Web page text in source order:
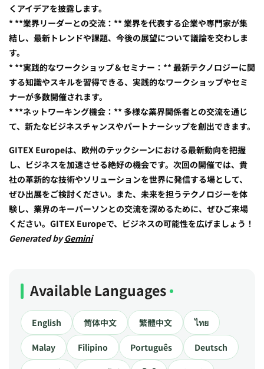
くアイデアを披露します。
* **業界リーダーとの交流：** 業界を代表する企業や専門家が集
結し、最新トレンドや課題、今後の展望について議論を交わしま
す。
* **実践的なワークショップ＆セミナー：** 最新テクノロジーに関
する知識やスキルを習得できる、実践的なワークショップやセミ
ナーが多数開催されます。
* **ネットワーキング機会：** 多様な業界関係者との交流を通じ
て、新たなビジネスチャンスやパートナーシップを創出できます。
GITEX Europeは、欧州のテックシーンにおける最新動向を把握
し、ビジネスを加速させる絶好の機会です。次回の開催では、貴
社の革新的な技術やソリューションを世界に発信する場として、
ぜひ出展をご検討ください。また、未来を担うテクノロジーを体
験し、業界のキーパーソンとの交流を深めるために、ぜひご来場
ください。GITEX Europeで、ビジネスの可能性を広げましょう！
Generated byGemini
Available Languages
English 简体中文 繁體中文 ไทย
Malay Filipino Português Deutsch